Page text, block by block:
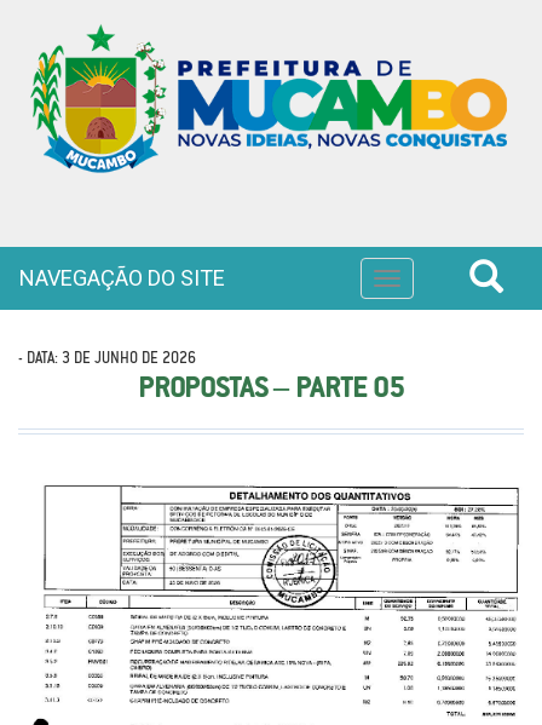
Toggle
navigation
NAVEGAÇÃO DO SITE
- DATA: 3 DE JUNHO DE 2026
PROPOSTAS – PARTE 05